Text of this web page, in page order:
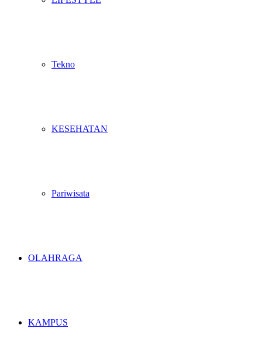
Tekno
KESEHATAN
Pariwisata
OLAHRAGA
KAMPUS